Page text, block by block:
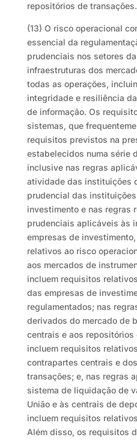
repositórios de transações.
(13) O risco operacional
essencial da
prudenciais nos setores
infraestruturas dos
todas as operações,
integridade e resiliência
de informação. Os
sistemas, que
requisitos previstos na
estabelecidos numa série
inclusive nas regras
atividade das instituições
prudencial das
investimento e nas regras
prudenciais aplicáveis às
empresas de
relativos ao risco
aos mercados de
incluem requisitos
das empresas de
regulamentados; nas
derivados do mercado de
centrais e aos repositórios
incluem requisitos
contrapartes centrais e
transações; e, nas regras
sistema de liquidação de
União e às centrais de
incluem requisitos
Além disso, os requisitos